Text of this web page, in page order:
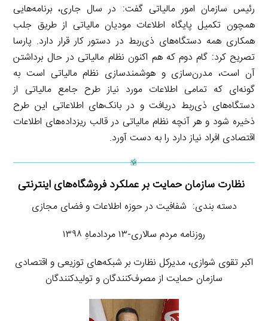
رئیس سازمان امور مالیاتی گفت: در سال جاری، برنامه‌هایی
همچون تکمیل پایگاه اطلاعات مودیان مالیاتی از طریق جلب
همکاری همه دستگاه‌های ذی‌ربط در دستور کار قرار دارد. پارسا
تصریح کرد: گام دوم که هم اکنون نظام مالیاتی در حال برداشتن
آن است، مدرن‌سازی و هوشمندسازی نظام مالیاتی است به
گونه‌ای که تمامی اطلاعات مورد نیاز طرح جامع مالیاتی از
دستگاه‌های ذی‌ربط دریافت و در بانک‌های اطلاعاتی این طرح
ذخیره شود و هر آنچه نظام مالیاتی در قالب ریزداده‌های اطلاعات
اقتصادی افراد نیاز دارد را به دست آورد.
نظارت سازمان حمایت بر عملکرد فروشگاه‌های اینترنتی
دسته بندی: شفافیت در حوزه اطلاعات و فضای مجازی
روزنامه مردم سالاری-۱۳ مردادماهِ ۱۳۹۸
اکبر تقوی شوازی، مدیرکل نظارت بر شبکه‌های توزیعی و اقتصادی
سازمان حمایت از مصرف‌کنندگان و تولیدکنندگان